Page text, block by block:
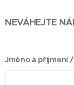
NEVÁHEJTE
Jméno a příjmení